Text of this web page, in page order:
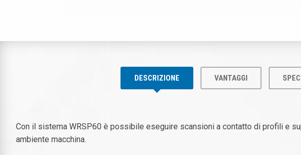
DESCRIZIONE VANTAGGI
Con il sistema WRSP60 è possibile eseguire scansioni a contatto di profili e
ambiente macchina.